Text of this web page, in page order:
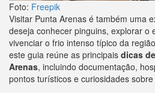
Foto: Freepik
Visitar Punta Arenas é também uma
deseja conhecer pinguins, explorar o
vivenciar o frio intenso típico da
este guia reúne as principais dicas
Arenas, incluindo documentação,
pontos turísticos e curiosidades